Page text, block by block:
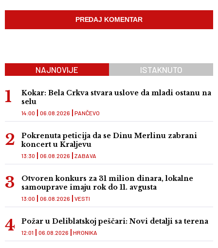
NAJNOVIJE ISTAKNUTO
Kokar: Bela Crkva stvara uslove da mladi ostanu na
selu
PANČEVO
14:00 06.08.2026
Pokrenuta peticija da se Dinu Merlinu zabrani
koncert u Kraljevu
ZABAVA
13:30 06.08.2026
Otvoren konkurs za 31 milion dinara, lokalne
samouprave imaju rok do 11. avgusta
VESTI
13:00 06.08.2026
Požar u Deliblatskoj peščari: Novi detalji sa terena
HRONIKA
12:01 06.08.2026